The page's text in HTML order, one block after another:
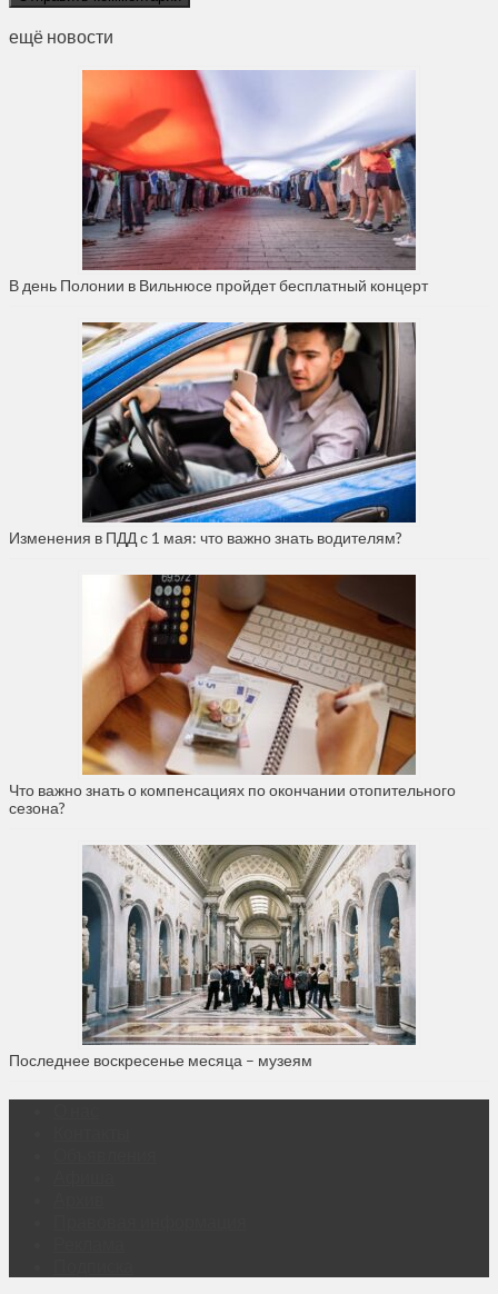
ещё новости
В день Полонии в Вильнюсе пройдет бесплатный концерт
Изменения в ПДД с 1 мая: что важно знать водителям?
Что важно знать о компенсациях по окончании отопительного
сезона?
Последнее воскресенье месяца – музеям